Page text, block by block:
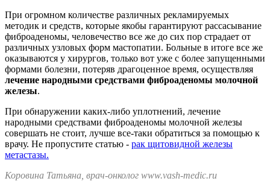
При огромном количестве различных рекламируемых
методик и средств, которые якобы гарантируют рассасывание
фиброаденомы, человечество все же до сих пор страдает от
различных узловых форм мастопатии. Больные в итоге все же
оказываются у хирургов, только вот уже с более запущенными
формами болезни, потеряв драгоценное время, осуществляя
лечение народными средствами фиброаденомы молочной
железы.
При обнаружении каких-либо уплотнений, лечение
народными средствами фиброаденомы молочной железы
совершать не стоит, лучше все-таки обратиться за помощью к
врачу. Не пропустите статью - рак щитовидной железы
метастазы.
Коровина Татьяна, врач-онколог www.vash-medic.ru